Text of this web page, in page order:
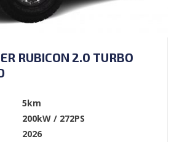
RUBICON 2.0 TURBO
5km
200kW / 272PS
2026